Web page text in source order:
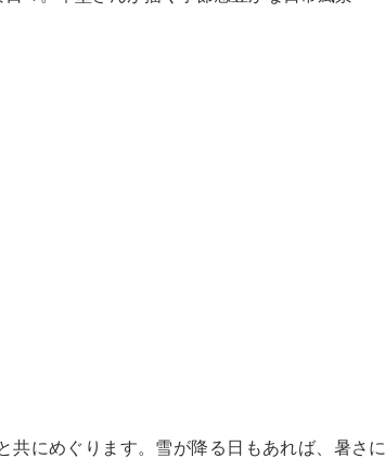
共にめぐります。雪が降る日もあれば、暑さ